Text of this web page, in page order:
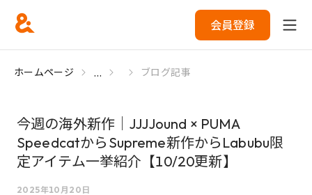
会員登録
ホームページ ... ブログ記事
今週の海外新作｜JJJJound × PUMA
SpeedcatからSupreme新作からLabubu限
定アイテム一挙紹介【10/20更新】
2025年10月20日